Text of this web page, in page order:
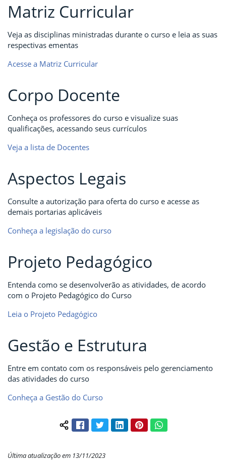
Matriz Curricular
Veja as disciplinas ministradas durante o curso e leia as suas
respectivas ementas
Acesse a Matriz Curricular
Corpo Docente
Conheça os professores do curso e visualize suas
qualificações, acessando seus currículos
Veja a lista de Docentes
Aspectos Legais
Consulte a autorização para oferta do curso e acesse as
demais portarias aplicáveis
Conheça a legislação do curso
Projeto Pedagógico
Entenda como se desenvolverão as atividades, de acordo
com o Projeto Pedagógico do Curso
Leia o Projeto Pedagógico
Gestão e Estrutura
Entre em contato com os responsáveis pelo gerenciamento
das atividades do curso
Conheça a Gestão do Curso
Compartilhar conteúdo:
FacebookTwitterLinkedInPinterestWhatsApp
Última atualização em 13/11/2023